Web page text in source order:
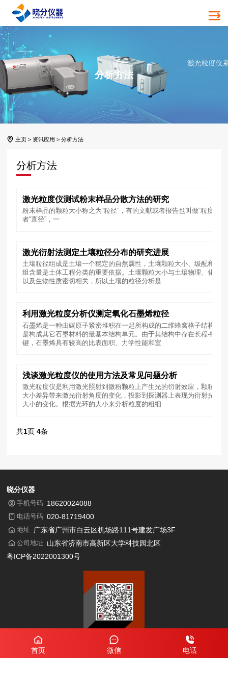
分析方法
主页 > 资讯应用 >分析方法
分析方法
激光粒度仪测试粉末样品分散方法的研究
粉末样品的颗粒大小称之为“粒径”，有的文献或者报告也叫做“粒度”或
者“直径”，一
激光衍射法测定土壤粒径分布的研究进展
土壤粒径组成是土壤一个稳定的自然属性，土壤颗粒大小、级配和粒
组含量是土体工程分类的重要依据。土壤颗粒大小与土壤物理、化学
以及生物性质密切相关，所以土壤的粒径分析是
利用激光粒度分析仪测定氧化石墨烯粒径
石墨烯是一种由碳原子紧密堆积在一起所构成的二维蜂窝格子结构，
是构成其它石墨材料的最基本结构单元。由于其结构中存在长程-结合
键，石墨烯具有较高的比表面积、力学性能和室
浅谈激光粒度仪的使用方法及常见问题分析
激光粒度仪是利用激光照射到微粉颗粒上产生光的衍射效应，颗粒的
大小差异带来激光衍射角度的变化，投影到探测器上表现为衍射光环
大小的变化。根据光环的大小来分析粒度的粗细
共1页4条
晓分仪器
手机号码 18620024088
电话号码 020-81719400
地址 广东省广州市白云区机场路111号建发广场3F
公司地址 山东省济南市高新区大学科技园北区
粤ICP备2022001300号
微信扫一扫
咨询仪器报价方案
首页 微信 电话